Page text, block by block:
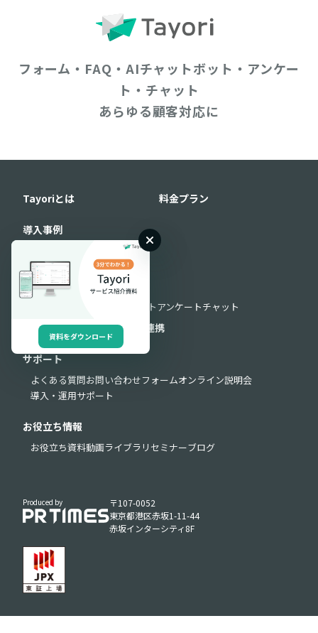
フォーム・FAQ・AIチャットボット・アンケー
ト・チャット
あらゆる顧客対応に
Tayoriとは 料金プラン
導入事例
機能
機能一覧
AIチャットボットアンケートチャット
セキュリティ外部連携 API連携
サポート
よくある質問お問い合わせフォームオンライン説明会
導入・運用サポート
お役立ち情報
お役立ち資料動画ライブラリ セミナーブログ
Produced by
〒107-0052
東京都港区赤坂1-11-44
赤坂インターシティ8F
資料をダウンロード